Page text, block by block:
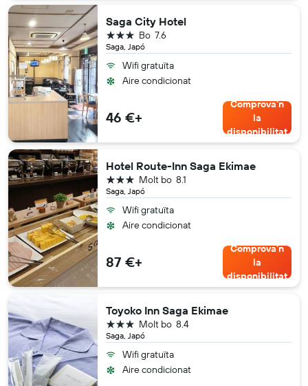
Saga City Hotel
Saga, Japó
7.6
Bo
3 estrelles
Wifi gratuïta
Aire condicionat
46 €+
Comprova'n
la
disponibilitat
Hotel Route-Inn Saga Ekimae
Saga, Japó
8.1
Molt bo
3 estrelles
Wifi gratuïta
Aire condicionat
87 €+
Comprova'n
la
disponibilitat
Toyoko Inn Saga Ekimae
Saga, Japó
8.4
Molt bo
3 estrelles
Wifi gratuïta
Aire condicionat